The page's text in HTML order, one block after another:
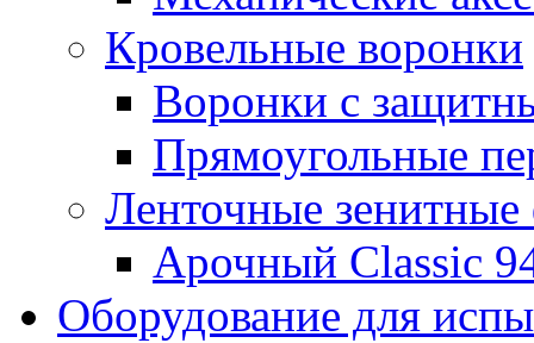
Кровельные воронки
Воронки с
Прямоугольные
Ленточные
Арочный Classic
Оборудование для